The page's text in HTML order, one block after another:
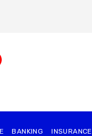
BANKING INSURANCE